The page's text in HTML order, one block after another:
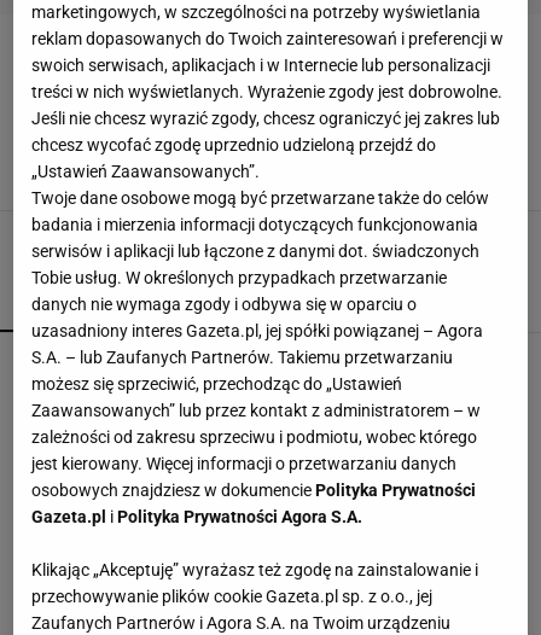
KUCHNIA W STYLU SKANDYNAWSKIM
Kuchnia w stylu skandynawskim - jak dobrać do
niej meble?
KUCHNIA W STYLU SKANDYNAWSKIM
POPULARNE NAJNOWSZE
Kompaktowa bieżnia do małego mieszkania.
Ten sprzęt mieści się pod łóżko
Kochały je nasze babcie. Garnki żeliwne są
niezastąpione w letniej i jesiennej kuchni
Nie czekaj, aż będzie za późno. To może
oznaczać, że szkoła przestała służyć dziecku
MATERIAŁ PROMOCYJNY
marketingowych, w szczególności na potrzeby wyświetlania
reklam dopasowanych do Twoich zainteresowań i preferencji w
swoich serwisach, aplikacjach i w Internecie lub personalizacji
treści w nich wyświetlanych. Wyrażenie zgody jest dobrowolne.
Jeśli nie chcesz wyrazić zgody, chcesz ograniczyć jej zakres lub
chcesz wycofać zgodę uprzednio udzieloną przejdź do
„Ustawień Zaawansowanych”.
Twoje dane osobowe mogą być przetwarzane także do celów
badania i mierzenia informacji dotyczących funkcjonowania
serwisów i aplikacji lub łączone z danymi dot. świadczonych
Tobie usług. W określonych przypadkach przetwarzanie
danych nie wymaga zgody i odbywa się w oparciu o
uzasadniony interes Gazeta.pl, jej spółki powiązanej – Agora
S.A. – lub Zaufanych Partnerów. Takiemu przetwarzaniu
możesz się sprzeciwić, przechodząc do „Ustawień
Zaawansowanych” lub przez kontakt z administratorem – w
zależności od zakresu sprzeciwu i podmiotu, wobec którego
jest kierowany. Więcej informacji o przetwarzaniu danych
osobowych znajdziesz w dokumenciePolityka Prywatności
Gazeta.pl iPolityka Prywatności Agora S.A.
Klikając „Akceptuję” wyrażasz też zgodę na zainstalowanie i
przechowywanie plików cookie Gazeta.pl sp. z o.o., jej
Zaufanych Partnerów i Agora S.A. na Twoim urządzeniu